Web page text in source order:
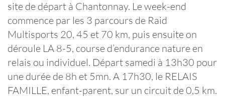
site de départ à Chantonnay. Le week-end
commence par les 3 parcours de Raid
Multisports 20, 45 et 70 km, puis ensuite on
déroule LA 8-5, course d’endurance nature en
relais ou individuel. Départ samedi à 13h30 pour
une durée de 8h et 5mn. A 17h30, le RELAIS
FAMILLE, enfant-parent, sur un circuit de 0,5 km.